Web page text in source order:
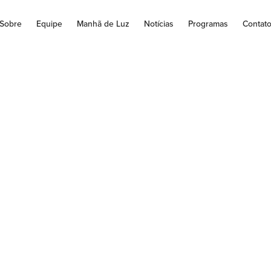
Sobre Equipe Manhã de Luz Notícias Programas Contato